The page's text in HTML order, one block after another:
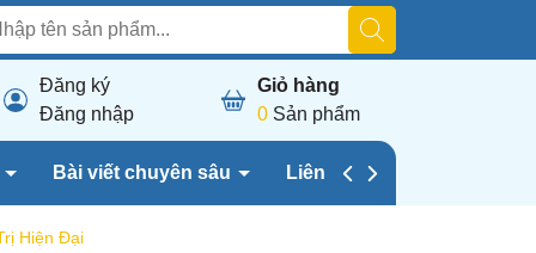
Đăng ký
Đăng nhập
Giỏ hàng
0 Sản phẩm
Bài viết chuyên sâu Liên hệ chúng tôi
Hiện Đại